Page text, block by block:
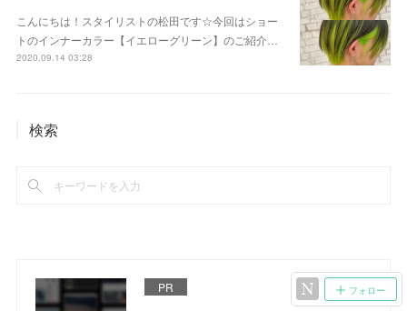
こんにちは！スタイリストの松田です☆今回はショー
トのインナーカラー【イエローグリーン】のご紹介…
2020.09.14 03:28
検索
PR フォロー